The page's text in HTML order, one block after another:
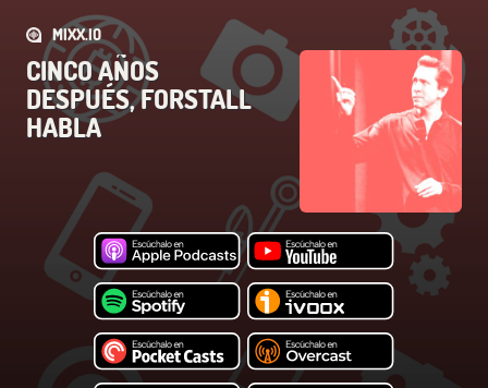
MIXX.IO
CINCO AÑOS
DESPUÉS, FORSTALL
HABLA